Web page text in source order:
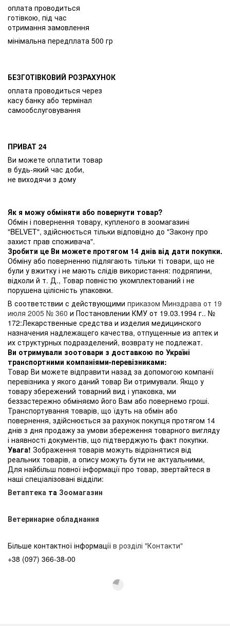
оплата проводиться
готівкою, під час
отримання замовлення
мінімальна передплата 500 гр
БЕЗГОТІВКОВИЙ РОЗРАХУНОК
оплата проводиться через
касу банку або термінал
самообслуговування
ПРИВАТ 24
Ви можете оплатити товар
в будь-який час доби,
не виходячи з дому
Як я можу обміняти або повернути товар?
Обмін і повернення товару, купленого в зоомагазині
"BELVET", здійснюється тільки відповідно до "Закону про
захист прав споживача".
Зробити це Ви можете протягом 14 днів від дати покупки.
Обміну або поверненню підлягають тільки ті товари, що не
були у вжитку і не мають слідів використання: подряпини,
відколи й т. Д., Товар повністю укомплектований і не
порушена цілісність упаковки.
В соответствии с действующими приказом Минздрава от 19
июля 2005 № 360 и Постановлении КМУ от 19.03.1994 г.. №
172:Лекарственные средства и изделия медицинского
назначения надлежащего качества, отпущенные из аптек и
их структурных подразделений, возврату не подлежат.
Ви отримували зоотовари з доставкою по Україні
транспортними компаніями-перевізниками:
Товар Ви можете відправити назад за допомогою компанії
перевізника у якого даний товар Ви отримували. Якщо у
товару збережений товарний вид і упаковка, ми
беззастережно обміняємо його Вам або повернемо гроші.
Транспортування товарів, що їдуть на обмін або
повернення, здійснюється за рахунок покупця протягом 14
днів з дня продажу за умови збереження товарного вигляду
і наявності документів, що підтверджують факт покупки.
Увага! Зображення товарів можуть відрізнятися від
реальних товарів, а опису можуть бути не актуальними,
Для найбільш повної інформації про товар, звертайтеся в
наші спеціалізовані відділи:
Ветаптека та Зоомагазин
Ветеринарне обладнання
Більше контактної інформації в розділі "Контакти"
+38 (097) 366-38-00